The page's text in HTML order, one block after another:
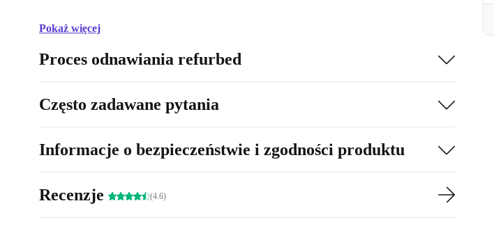
Pokaż więcej
Proces odnawiania refurbed
Często zadawane pytania
Informacje o bezpieczeństwie i zgodności produktu
Recenzje (4.6)